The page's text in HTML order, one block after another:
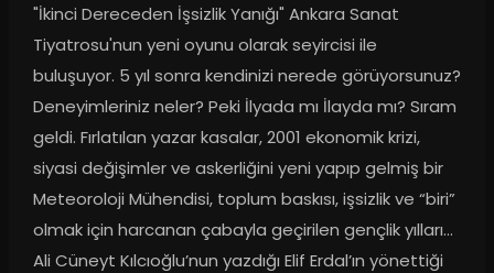
"İkinci Dereceden İşsizlik Yanığı" Ankara Sanat
Tiyatrosu'nun yeni oyunu olarak seyircisi ile
buluşuyor. 5 yıl sonra kendinizi nerede görüyorsunuz?
Deneyimleriniz neler? Peki İlyada mı İlayda mı? Sıram
geldi. Fırlatılan yazar kasalar, 2001 ekonomik krizi,
siyasi değişimler ve askerliğini yeni yapıp gelmiş bir
Meteoroloji Mühendisi, toplum baskısı, işsizlik ve “biri”
olmak için harcanan çabayla geçirilen gençlik yılları…
Ali Cüneyt Kılcıoğlu’nun yazdığı Elif Erdal’ın yönettiği